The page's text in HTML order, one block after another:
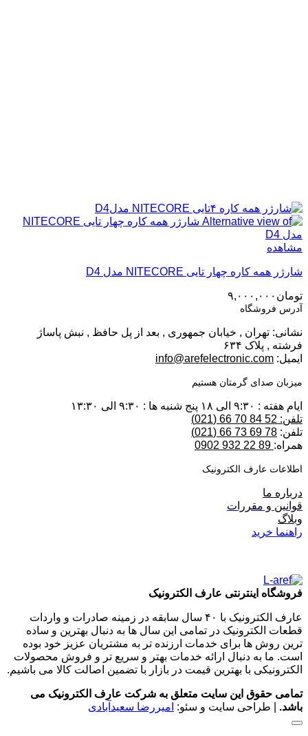
مشاهده
شارژر همه کاره چهار تایی NITECORE مدل D4
تومان ۹,۰۰۰,۰۰۰
آدرس فروشگاه
نشانی: تهران , خیابان جمهوری , بعد از پل حافظ , نبش پاساژ
فرشته , پلاک ۶۳۴
ایمیل: info@arefelectronic.com
میزبان صدای گرمتان هستیم
ایام هفته : ۹:۳۰ الی ۱۸ پنج شنبه ها : ۹:۳۰ الی ۱۳:۳۰
تلفن: 52 84 70 66 (021)
تلفن: 78 69 73 66 (021)
همراه:
اطلاعات عارف الکترونیک
درباره ما
قوانین و مقررات
وبلاگ
راهنما خرید
فروشگاه اینترنتی عارف الکترونیک
عارف الکترونیک با ۴۰ سال سابقه در زمینه صادرات و واردات
قطعات الکترونیک در تمامی این سال ها به دنبال بهترین و ساده
ترین روش ها برای خدمات ارزنده تر به مشتریان عزیز خود بوده
است. ما به دنبال ارائه خدمات بهتر و سریع تر و فروش محصولات
الکترونیکی با بهترین قیمت در بازار با تضمین اصالت کالا می باشیم.
تمامی حقوق این سایت متعلق به شرکت عارف الکترونیک می
باشد. | طراحی سایت و سئو: امیررضا سعیدآبادی